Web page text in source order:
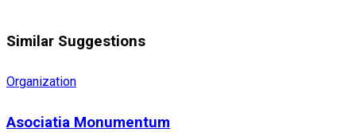
Similar Suggestions
Organization
Asociatia Monumentum